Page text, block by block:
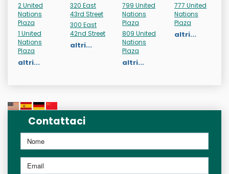
2 United
Nations
Plaza
1 United
Nations
Plaza
altri...
320 East
43rd Street
300 East
42nd Street
altri...
799 United
Nations
Plaza
809 United
Nations
Plaza
altri...
777 United
Nations
Plaza
altri...
Contattaci